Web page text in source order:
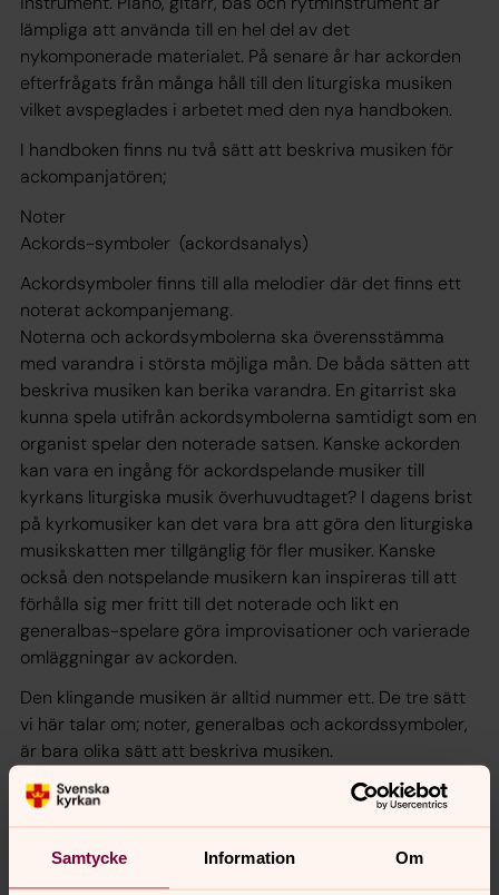
Samtycke Information Om
lämpliga att använda till en hel del av det
nykomponerade materialet. På senare år har ackorden
efterfrågats från många håll till den liturgiska musiken
vilket avspeglades i arbetet med den nya handboken.
I handboken finns nu två sätt att beskriva musiken för
ackompanjatören;
Noter
Ackords-symboler (ackordsanalys)
Ackordsymboler finns till alla melodier där det finns ett
noterat ackompanjemang.
Noterna och ackordsymbolerna ska överensstämma
med varandra i största möjliga mån. De båda sätten att
beskriva musiken kan berika varandra. En gitarrist ska
kunna spela utifrån ackordsymbolerna samtidigt som en
organist spelar den noterade satsen. Kanske ackorden
kan vara en ingång för ackordspelande musiker till
kyrkans liturgiska musik överhuvudtaget? I dagens brist
på kyrkomusiker kan det vara bra att göra den liturgiska
musikskatten mer tillgänglig för fler musiker. Kanske
också den notspelande musikern kan inspireras till att
förhålla sig mer fritt till det noterade och likt en
generalbas-spelare göra improvisationer och varierade
omläggningar av ackorden.
Den klingande musiken är alltid nummer ett. De tre sätt
vi här talar om; noter, generalbas och ackordssymboler,
är bara olika sätt att beskriva musiken.
Varje sätt har sina för och nackdelar men de olika
metoderna kan komplettera varandra. En kombination
av de olika sätten kan i den musikaliska tanken skänka
en fördjupning och förankring till godo för det klingande
resultatet.